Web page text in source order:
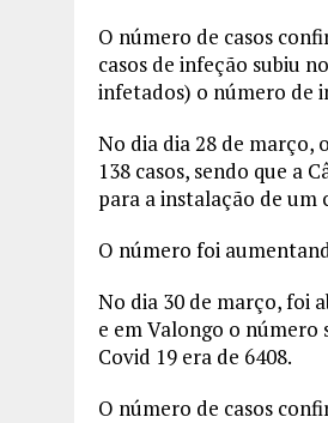
O número de casos
casos de infeção subiu
infetados) o número de
No dia dia 28 de março,
138 casos, sendo que a
para a instalação de um
O número foi
No dia 30 de março, foi
e em Valongo o número
Covid 19 era de 6408.
O número de casos